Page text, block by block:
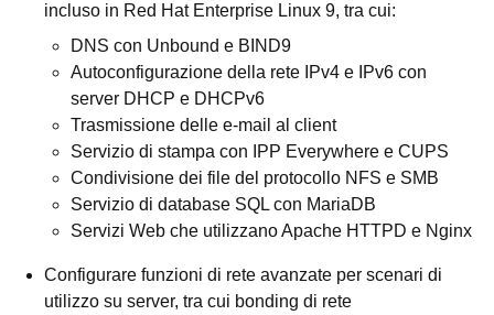
incluso in Red Hat Enterprise Linux 9, tra cui:
DNS con Unbound e BIND9
Autoconfigurazione della rete IPv4 e IPv6 con
server DHCP e DHCPv6
Trasmissione delle e-mail al client
Servizio di stampa con IPP Everywhere e CUPS
Condivisione dei file del protocollo NFS e SMB
Servizio di database SQL con MariaDB
Servizi Web che utilizzano Apache HTTPD e Nginx
Configurare funzioni di rete avanzate per scenari di
utilizzo su server, tra cui bonding di rete